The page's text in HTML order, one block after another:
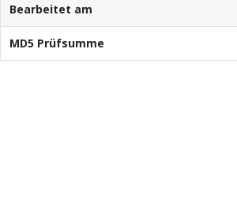
Bearbeitet am
MD5 Prüfsumme